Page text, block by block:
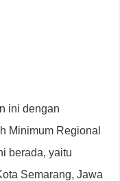
ini dengan
Minimum Regional
berada, yaitu
Semarang, Jawa